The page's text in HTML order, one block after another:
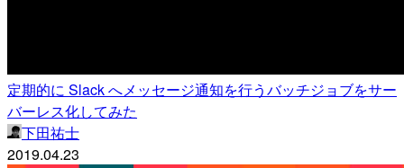
定期的に Slack へメッセージ通知を行うバッチジョブをサー
バーレス化してみた
下田祐士
2019.04.23